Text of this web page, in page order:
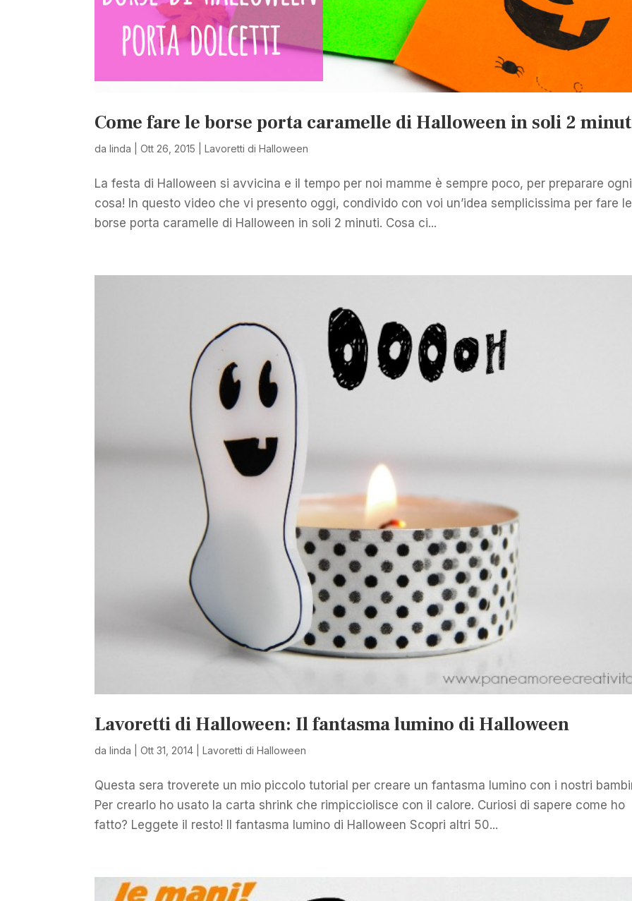
Come fare le borse porta caramelle di Halloween in soli 2
dalinda |Ott 26, 2015 |Lavoretti di Halloween
La festa di Halloween si avvicina e il tempo per noi mamme è sempre poco, per preparare ogni
cosa! In questo video che vi presento oggi, condivido con voi un’idea semplicissima per fare le
borse porta caramelle di Halloween in soli 2 minuti. Cosa ci...
Lavoretti di Halloween: Il fantasma lumino di Halloween
dalinda |Ott 31, 2014 |Lavoretti di Halloween
Questa sera troverete un mio piccolo tutorial per creare un fantasma lumino con i nostri
Per crearlo ho usato la carta shrink che rimpicciolisce con il calore. Curiosi di sapere come ho
fatto? Leggete il resto! Il fantasma lumino di Halloween Scopri altri 50...